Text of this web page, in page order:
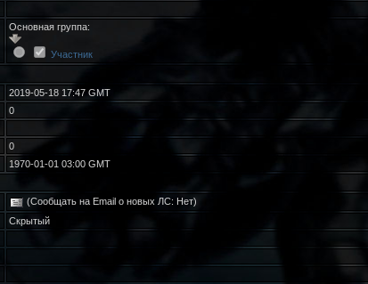
Основная группа:
Участник
2019-05-18 17:47 GMT
0
0
1970-01-01 03:00 GMT
(Сообщать на Email о новых ЛС: Нет)
Скрытый